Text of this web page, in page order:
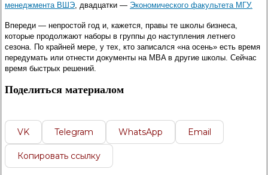
менеджмента ВШЭ, двадцатки — Экономического факультета МГУ.
Впереди — непростой год и, кажется, правы те школы бизнеса,
которые продолжают наборы в группы до наступления летнего
сезона. По крайней мере, у тех, кто записался «на осень» есть время
передумать или отнести документы на MBA в другие школы. Сейчас
время быстрых решений.
Поделиться материалом
VK Telegram WhatsApp Email
Копировать ссылку